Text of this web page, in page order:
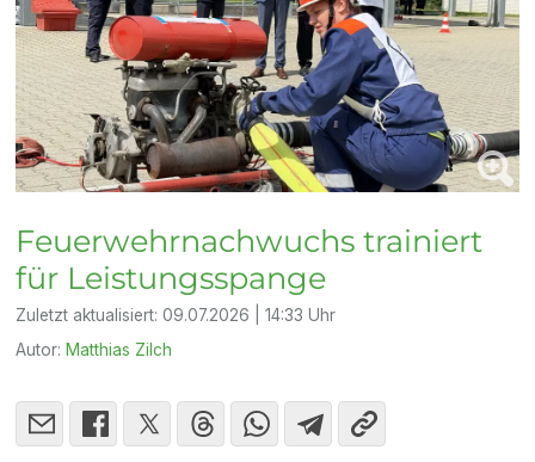
Feuerwehrnachwuchs trainiert
für Leistungsspange
Zuletzt aktualisiert:09.07.2026 | 14:33 Uhr
Autor: Matthias Zilch